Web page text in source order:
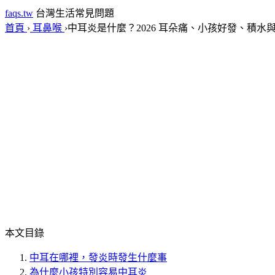
faqs.tw 台灣生活常見問題
首頁 › 耳鼻喉 ›中耳炎是什麼？2026 耳朵痛、小孩好發、積水
本文目錄
中耳在哪裡，發炎時發生什麼事
為什麼小孩特別容易中耳炎